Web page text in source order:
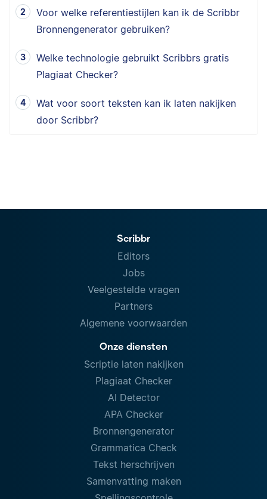
Voor welke referentiestijlen kan ik de Scribbr
Bronnengenerator gebruiken?
Welke technologie gebruikt Scribbrs gratis
Plagiaat Checker?
Wat voor soort teksten kan ik laten nakijken
door Scribbr?
Scribbr
Editors
Jobs
Veelgestelde vragen
Partners
Algemene voorwaarden
Onze diensten
Scriptie laten nakijken
Plagiaat Checker
AI Detector
APA Checker
Bronnengenerator
Grammatica Check
Tekst herschrijven
Samenvatting maken